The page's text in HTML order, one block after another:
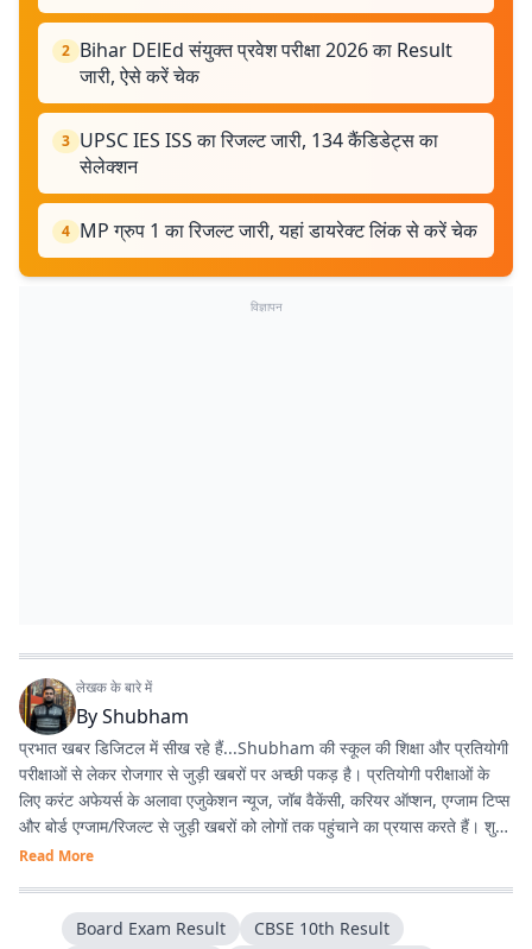
2 Bihar DElEd संयुक्त प्रवेश परीक्षा 2026 का Result
जारी, ऐसे करें चेक
3 UPSC IES ISS का रिजल्ट जारी, 134 कैंडिडेट्स का
सेलेक्शन
4 MP ग्रुप 1 का रिजल्ट जारी, यहां डायरेक्ट लिंक से करें चेक
विज्ञापन
लेखक के बारे में
ByShubham
प्रभात खबर डिजिटल में सीख रहे हैं...Shubham की स्कूल की शिक्षा और प्रतियोगी
परीक्षाओं से लेकर रोजगार से जुड़ी खबरों पर अच्छी पकड़ है। प्रतियोगी परीक्षाओं के
लिए करंट अफेयर्स के अलावा एजुकेशन न्यूज, जॉब वैकेंसी, करियर ऑप्शन, एग्जाम टिप्स
और बोर्ड एग्जाम/रिजल्ट से जुड़ी खबरों को लोगों तक पहुंचाने का प्रयास करते हैं। शुभम
को कुल 5 वर्षों का अनुभव है और वह पूर्व में स्टडी अब्राॅड प्लेटफाॅर्म LeverageEdu
जा सकता है।
Read More
Board Exam Result CBSE 10th Result